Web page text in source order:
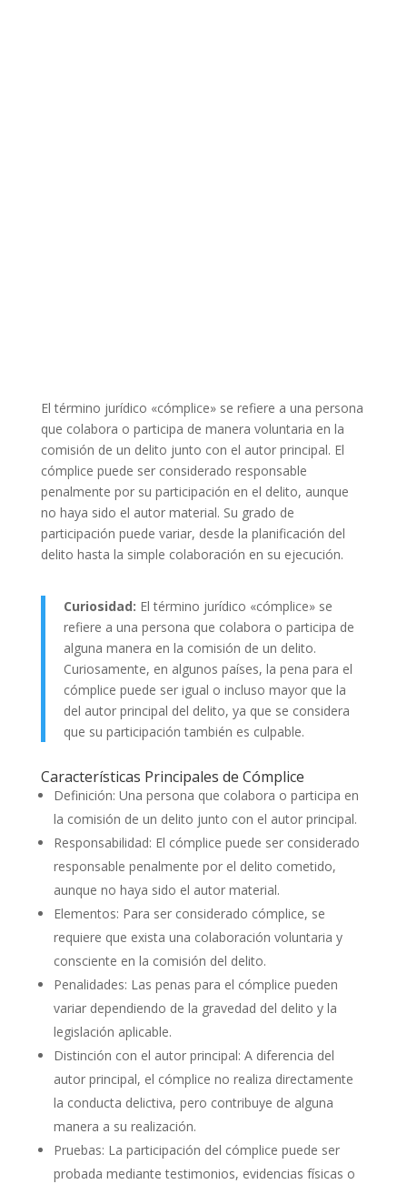
El término jurídico «cómplice» se refiere a una persona
que colabora o participa de manera voluntaria en la
comisión de un delito junto con el autor principal. El
cómplice puede ser considerado responsable
penalmente por su participación en el delito, aunque
no haya sido el autor material. Su grado de
participación puede variar, desde la planificación del
delito hasta la simple colaboración en su ejecución.
Curiosidad: El término jurídico «cómplice» se
refiere a una persona que colabora o participa de
alguna manera en la comisión de un delito.
Curiosamente, en algunos países, la pena para el
cómplice puede ser igual o incluso mayor que la
del autor principal del delito, ya que se considera
que su participación también es culpable.
Características Principales de Cómplice
Definición: Una persona que colabora o participa en
la comisión de un delito junto con el autor principal.
Responsabilidad: El cómplice puede ser considerado
responsable penalmente por el delito cometido,
aunque no haya sido el autor material.
Elementos: Para ser considerado cómplice, se
requiere que exista una colaboración voluntaria y
consciente en la comisión del delito.
Penalidades: Las penas para el cómplice pueden
variar dependiendo de la gravedad del delito y la
legislación aplicable.
Distinción con el autor principal: A diferencia del
autor principal, el cómplice no realiza directamente
la conducta delictiva, pero contribuye de alguna
manera a su realización.
Pruebas: La participación del cómplice puede ser
probada mediante testimonios, evidencias físicas o